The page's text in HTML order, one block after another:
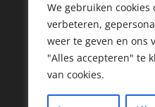
We gebruiken
verbeteren,
weer te geven en ons
"Alles accepteren" te
van cookies.